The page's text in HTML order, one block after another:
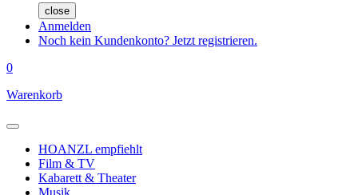
close
Anmelden
Noch kein Kundenkonto? Jetzt registrieren.
0
Warenkorb
HOANZL empfiehlt
Film & TV
Kabarett & Theater
Musik